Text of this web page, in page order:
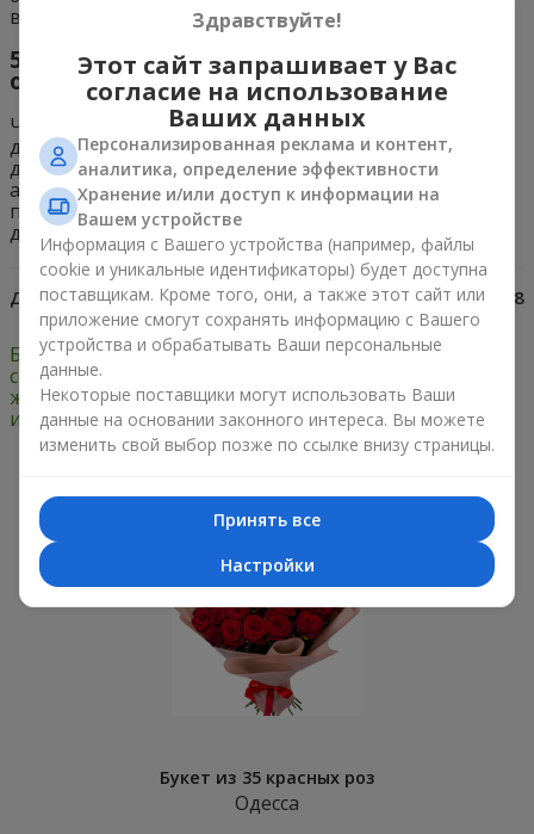
всегда дарила своим близким.
5. Как сделать букет для бабушки
особенным?
Чтобы сделать букет для бабушки особенным, можно
добавить в него её любимые цветы или
дополнительные элементы декора, например, бант,
атласные ленты или подарочную упаковку. Это
придаст букету индивидуальность и уникальность,
делая его особенным для вашей бабушки.
Дата: 19.11.2014 Просмотров: 4738
Букет для невесты: 5
советов для тех, кто
желает иметь
идеальный
Цветы на похороны:
сострадание
Букет из 35 красных роз
Одесса
Здравствуйте!
Этот сайт запрашивает у Вас
согласие на использование
Ваших данных
Персонализированная реклама и контент,
аналитика, определение эффективности
Хранение и/или доступ к информации на
Вашем устройстве
Информация с Вашего устройства (например, файлы
cookie и уникальные идентификаторы) будет доступна
поставщикам. Кроме того, они, а также этот сайт или
приложение смогут сохранять информацию с Вашего
устройства и обрабатывать Ваши персональные
данные.
Некоторые поставщики могут использовать Ваши
данные на основании законного интереса. Вы можете
изменить свой выбор позже по ссылке внизу страницы.
Принять все
Настройки